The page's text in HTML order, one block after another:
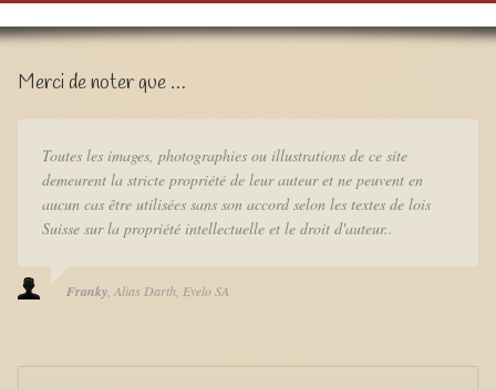
Merci de noter que …
Toutes les images, photographies ou illustrations de ce site
demeurent la stricte propriété de leur auteur et ne peuvent en
aucun cas être utilisées sans son accord selon les textes de lois
Suisse sur la propriété intellectuelle et le droit d'auteur..
Franky Alias Darth Eyelo SA